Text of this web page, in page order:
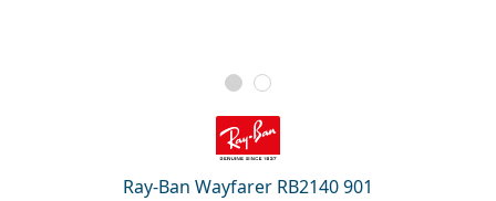
Ray-Ban Wayfarer RB2140 901